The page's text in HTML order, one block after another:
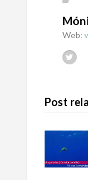
Web:
Post